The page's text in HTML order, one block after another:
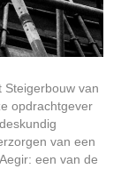
Steigerbouw van
opdrachtgever
van een
een van de